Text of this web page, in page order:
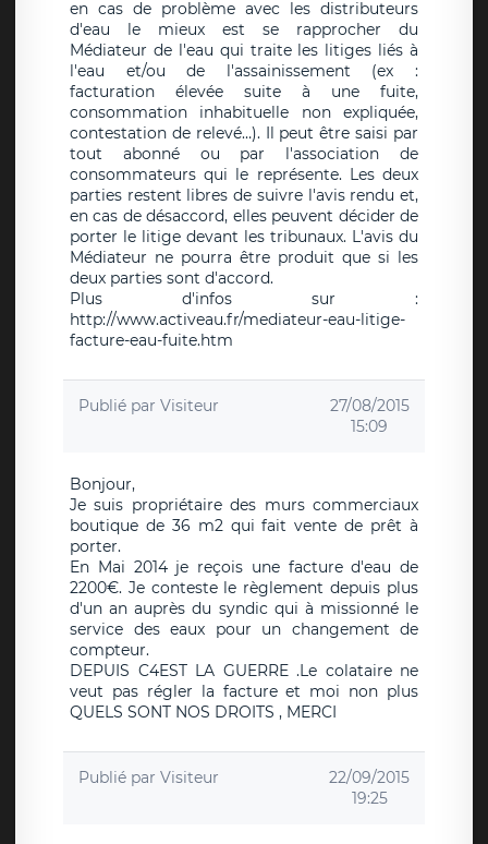
en cas de problème avec les distributeurs
d'eau le mieux est se rapprocher du
Médiateur de l'eau qui traite les litiges liés à
l'eau et/ou de l'assainissement (ex :
facturation élevée suite à une fuite,
consommation inhabituelle non expliquée,
contestation de relevé…). Il peut être saisi par
tout abonné ou par l'association de
consommateurs qui le représente. Les deux
parties restent libres de suivre l'avis rendu et,
en cas de désaccord, elles peuvent décider de
porter le litige devant les tribunaux. L'avis du
Médiateur ne pourra être produit que si les
deux parties sont d'accord.
Plus d'infos sur :
http://www.activeau.fr/mediateur-eau-litige-
facture-eau-fuite.htm
Publié par Visiteur
27/08/2015
15:09
Bonjour,
Je suis propriétaire des murs commerciaux
boutique de 36 m2 qui fait vente de prêt à
porter.
En Mai 2014 je reçois une facture d'eau de
2200€. Je conteste le règlement depuis plus
d'un an auprès du syndic qui à missionné le
service des eaux pour un changement de
compteur.
DEPUIS C4EST LA GUERRE .Le colataire ne
veut pas régler la facture et moi non plus
QUELS SONT NOS DROITS , MERCI
Publié par Visiteur
22/09/2015
19:25